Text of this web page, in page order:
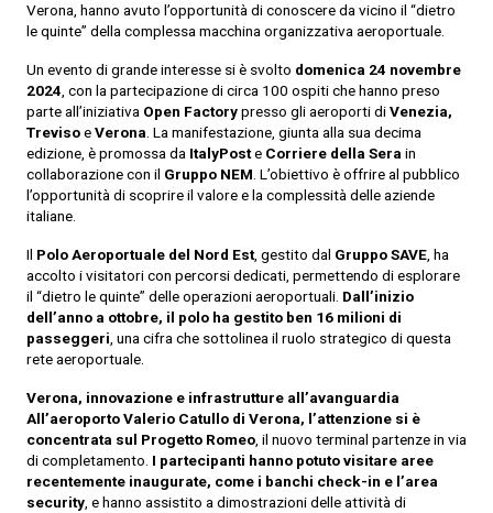
Verona, hanno avuto l’opportunità di conoscere da vicino il “dietro
le quinte” della complessa macchina organizzativa aeroportuale.
Un evento di grande interesse si è svolto domenica 24 novembre
2024 , con la partecipazione di circa 100 ospiti che hanno preso
parte all’iniziativa Open Factorypresso gli aeroporti diVenezia,
TrevisoeVerona . La manifestazione, giunta alla sua decima
edizione, è promossa da ItalyPoste Corriere della Sera in
collaborazione con il Gruppo NEM . L’obiettivo è offrire al pubblico
l’opportunità di scoprire il valore e la complessità delle aziende
italiane.
Il Polo Aeroportuale del Nord Est, gestito dal Gruppo SAVE , ha
accolto i visitatori con percorsi dedicati, permettendo di esplorare
il “dietro le quinte” delle operazioni aeroportuali. Dall’inizio
dell’anno a ottobre, il polo ha gestito ben 16 milioni di
passeggeri , una cifra che sottolinea il ruolo strategico di questa
rete aeroportuale.
Verona, innovazione e infrastrutture all’avanguardia
All’aeroporto Valerio Catullo di Verona, l’attenzione si è
concentrata sul Progetto Romeo , il nuovo terminal partenze in via
di completamento. I partecipanti hanno potutovisitare aree
recentemente inaugurate, come i banchi check-in e l’area
security , e hanno assistito a dimostrazioni delle attività di